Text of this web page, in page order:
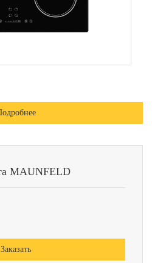
MAUNFELD
Заказать